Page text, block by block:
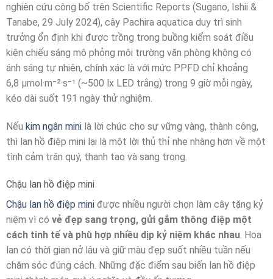
nghiên cứu công bố trên Scientific Reports (Sugano, Ishii &
Tanabe, 29 July 2024), cây Pachira aquatica duy trì sinh
trưởng ổn định khi được trồng trong buồng kiểm soát điều
kiện chiếu sáng mô phỏng môi trường văn phòng không có
ánh sáng tự nhiên, chính xác là với mức PPFD chỉ khoảng
6,8 µmol·m⁻²·s⁻¹ (~500 lx LED trắng) trong 9 giờ mỗi ngày,
kéo dài suốt 191 ngày thử nghiệm.
Nếu kim ngân mini là lời chúc cho sự vững vàng, thành công,
thì lan hồ điệp mini lại là một lời thủ thỉ nhẹ nhàng hơn về một
tình cảm trân quý, thanh tao và sang trọng.
Chậu lan hồ điệp mini
Chậu lan hồ điệp mini được nhiều người chọn làm cây tặng kỷ
niệm vì có vẻ đẹp sang trọng, gửi gắm thông điệp một
cách tinh tế và phù hợp nhiều dịp kỷ niệm khác nhau. Hoa
lan có thời gian nở lâu và giữ màu đẹp suốt nhiều tuần nếu
chăm sóc đúng cách. Những đặc điểm sau biến lan hồ điệp